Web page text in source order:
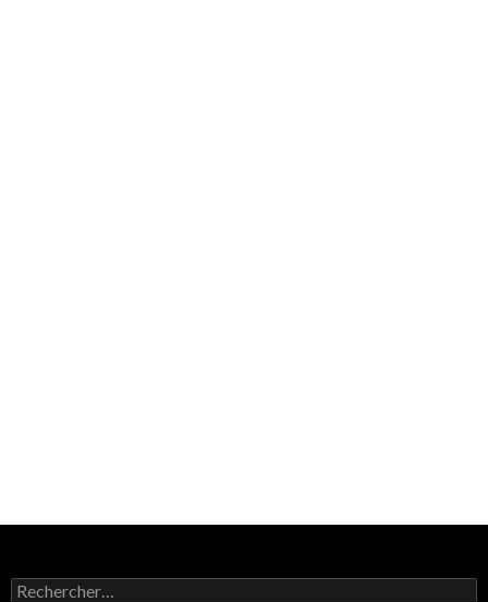
Rechercher :